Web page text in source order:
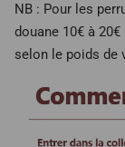
NB : Pour les
douane 10€ à 20€
selon le poids de